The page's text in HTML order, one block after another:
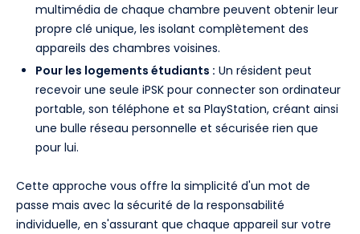
multimédia de chaque chambre peuvent obtenir leur
propre clé unique, les isolant complètement des
appareils des chambres voisines.
Pour les logements étudiants : Un résident peut
recevoir une seule iPSK pour connecter son ordinateur
portable, son téléphone et sa PlayStation, créant ainsi
une bulle réseau personnelle et sécurisée rien que
pour lui.
Cette approche vous offre la simplicité d'un mot de
passe mais avec la sécurité de la responsabilité
individuelle, en s'assurant que chaque appareil sur votre